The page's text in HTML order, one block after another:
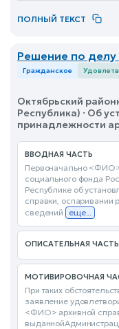
ПОЛНЫЙ ТЕКСТ
Решение по
Гражданское
Октябрьский
Республика) · Об
принадлежности
ВВОДНАЯ ЧАСТЬ
Первоначально
социального фонда
Республике об
справки, оспаривании
сведений
еще...
ОПИСАТЕЛЬНАЯ ЧАСТЬ
МОТИВИРОВОЧНАЯ
При таких
заявление
<ФИО> архивной